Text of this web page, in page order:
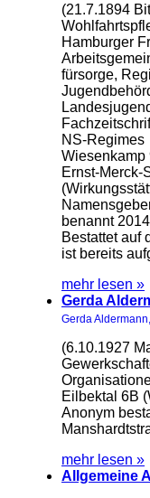
(21.7.1894
Hamburger
fürsorge,
NS-Regimes
Wiesenkamp
Ernst-Merck-
benannt 2014
Bestattet auf
ist bereits
mehr lesen »
Gerda
Gerda
(6.10.1927
Eilbektal 6B
Anonym
mehr lesen »
Allgemeine